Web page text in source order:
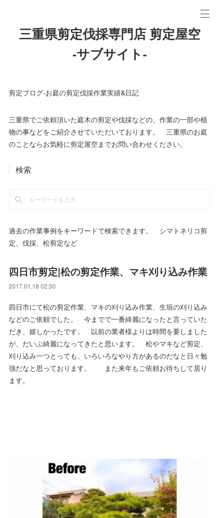
三重県剪定伐採専門店 剪定屋空
-サブサイト-
剪定ブログ-お庭の剪定伐採作業実績&日記
三重県でご依頼頂いた庭木の剪定や伐採などの、作業の一部や植
物の事などをご紹介させていただいております。 三重県のお庭
のことならお気軽に剪定屋空までお問い合わせください。
検索
過去の作業事例をキーワードで検索できます。 シマトネリコ剪
定、伐採、松剪定など
四日市剪定|松の剪定作業、マキ刈り込み作業
2017.01.18 02:30
四日市にて松の剪定作業、マキの刈り込み作業、生垣の刈り込み
などのご依頼でした。 今までで一番綺麗になったと言っていた
だき、嬉しかったです。 以前の業者様よりは時間を要しました
が、だいぶ綺麗になってきたと思います。 松やマキなど剪定、
刈り込み一つとっても、いろいろなやり方があるのだなと日々勉
強だなと思っております。 また来年もご依頼お待ちして居り
ます。